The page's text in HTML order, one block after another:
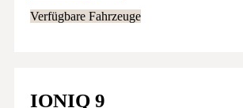
Verfügbare Fahrzeuge
IONIQ 9